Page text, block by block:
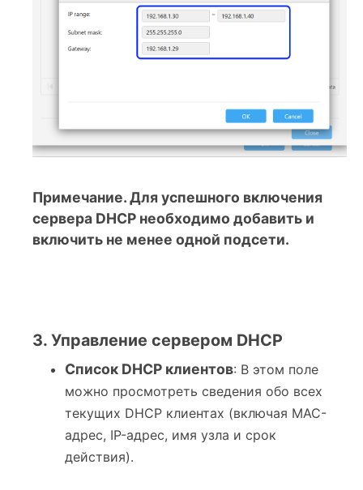
Примечание. Для успешного включения
сервера DHCP необходимо добавить и
включить не менее одной подсети.
3. Управление сервером DHCP
Список DHCP клиентов: В этом поле
можно просмотреть сведения обо всех
текущих DHCP клиентах (включая MAC-
адрес, IP-адрес, имя узла и срок
действия).